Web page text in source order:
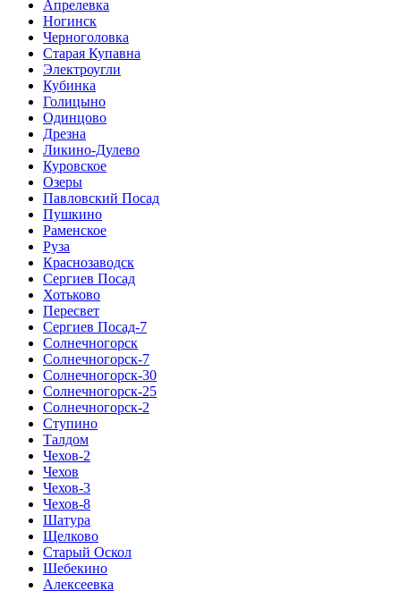
Апрелевка
Ногинск
Черноголовка
Старая Купавна
Электроугли
Кубинка
Голицыно
Одинцово
Дрезна
Ликино-Дулево
Куровское
Озеры
Павловский Посад
Пушкино
Раменское
Руза
Краснозаводск
Сергиев Посад
Хотьково
Пересвет
Сергиев Посад-7
Солнечногорск
Солнечногорск-7
Солнечногорск-30
Солнечногорск-25
Солнечногорск-2
Ступино
Талдом
Чехов-2
Чехов
Чехов-3
Чехов-8
Шатура
Щелково
Старый Оскол
Шебекино
Алексеевка